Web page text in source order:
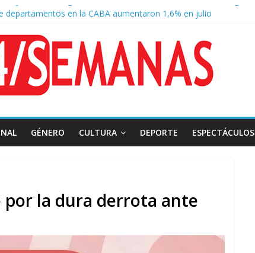
departamentos en la CABA aumentaron 1,6% en julio
de Tierras: se espera un fuerte operativo frente al Congreso
rechazo ganó en las redes
reparación histórica en el solar natal
GÉNERO CULTURA DEPORTE ESPECTÁCULOS
por la dura derrota ante